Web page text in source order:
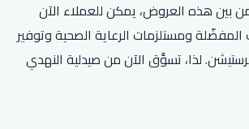
بين هذه العروض، يمكن للعملاء الآن
ومستلزمات الرعاية الصحية وتوفير
ويسر عبر هنقرستيشن. لذا، تسوَّق الآن من صيدلية النهدي